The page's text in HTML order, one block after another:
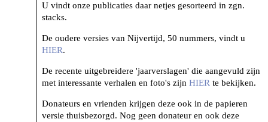
U vindt onze publicaties daar netjes gesorteerd in zgn.
stacks.
De oudere versies van Nijvertijd, 50 nummers, vindt u
HIER.
De recente uitgebreidere 'jaarverslagen' die aangevuld zijn
met interessante verhalen en foto's zijn HIER te bekijken.
Donateurs en vrienden krijgen deze ook in de papieren
versie thuisbezorgd. Nog geen donateur en ook deze